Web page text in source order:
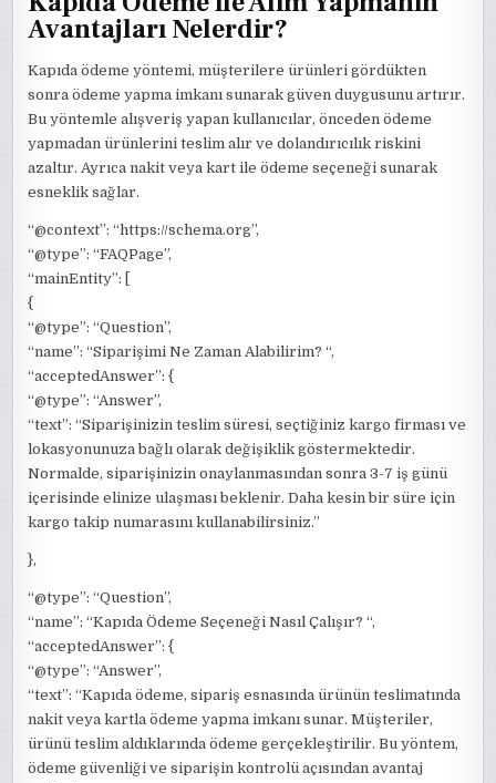
Avantajları Nelerdir?
Kapıda ödeme yöntemi, müşterilere ürünleri gördükten
sonra ödeme yapma imkanı sunarak güven duygusunu artırır.
Bu yöntemle alışveriş yapan kullanıcılar, önceden ödeme
yapmadan ürünlerini teslim alır ve dolandırıcılık riskini
azaltır. Ayrıca nakit veya kart ile ödeme seçeneği sunarak
esneklik sağlar.
“@context”: “https://schema.org”,
“@type”: “FAQPage”,
“mainEntity”: [
{
“@type”: “Question”,
“name”: “Siparişimi Ne Zaman Alabilirim? “,
“acceptedAnswer”: {
“@type”: “Answer”,
“text”: “Siparişinizin teslim süresi, seçtiğiniz kargo firması ve
lokasyonunuza bağlı olarak değişiklik göstermektedir.
Normalde, siparişinizin onaylanmasından sonra 3-7 iş günü
içerisinde elinize ulaşması beklenir. Daha kesin bir süre için
kargo takip numarasını kullanabilirsiniz.”
},
“@type”: “Question”,
“name”: “Kapıda Ödeme Seçeneği Nasıl Çalışır? “,
“acceptedAnswer”: {
“@type”: “Answer”,
“text”: “Kapıda ödeme, sipariş esnasında ürünün teslimatında
nakit veya kartla ödeme yapma imkanı sunar. Müşteriler,
ürünü teslim aldıklarında ödeme gerçekleştirilir. Bu yöntem,
ödeme güvenliği ve siparişin kontrolü açısından avantaj